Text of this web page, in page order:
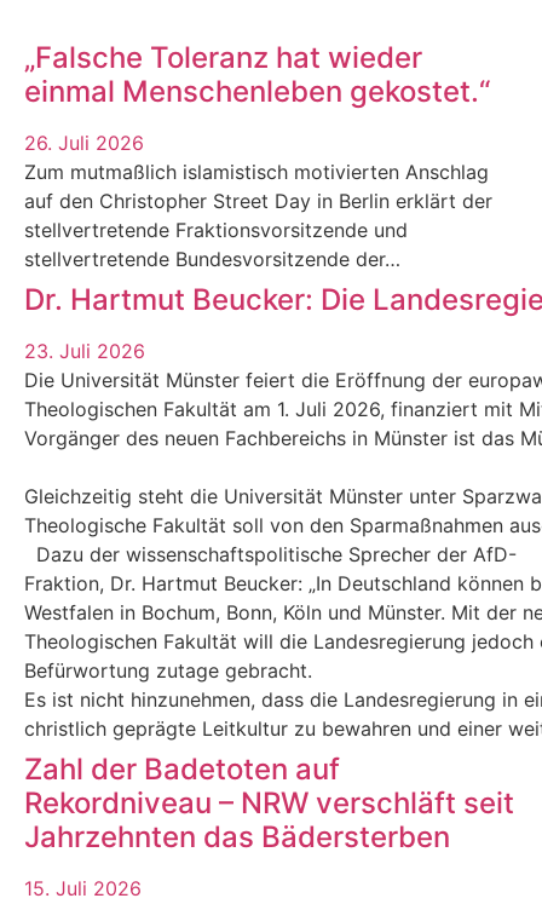
„Falsche Toleranz hat wieder
einmal Menschenleben gekostet.“
26. Juli 2026
Zum mutmaßlich islamistisch motivierten Anschlag
auf den Christopher Street Day in Berlin erklärt der
stellvertretende Fraktionsvorsitzende und
stellvertretende Bundesvorsitzende der…
Dr. Hartmut Beucker: Die
23. Juli 2026
Die Universität Münster feiert die Eröffnung der
Theologischen Fakultät am 1. Juli 2026, finanziert mit
Vorgänger des neuen Fachbereichs in Münster ist das
Gleichzeitig steht die Universität Münster unter
Theologische Fakultät soll von den Sparmaßnahmen
Dazu der wissenschaftspolitische Sprecher der AfD-
Fraktion, Dr. Hartmut Beucker: „In Deutschland
Westfalen in Bochum, Bonn, Köln und Münster. Mit der
Theologischen Fakultät will die Landesregierung
Befürwortung zutage gebracht.
Es ist nicht hinzunehmen, dass die Landesregierung in
christlich geprägte Leitkultur zu bewahren und einer
Zahl der Badetoten auf
Rekordniveau – NRW verschläft seit
Jahrzehnten das Bädersterben
15. Juli 2026